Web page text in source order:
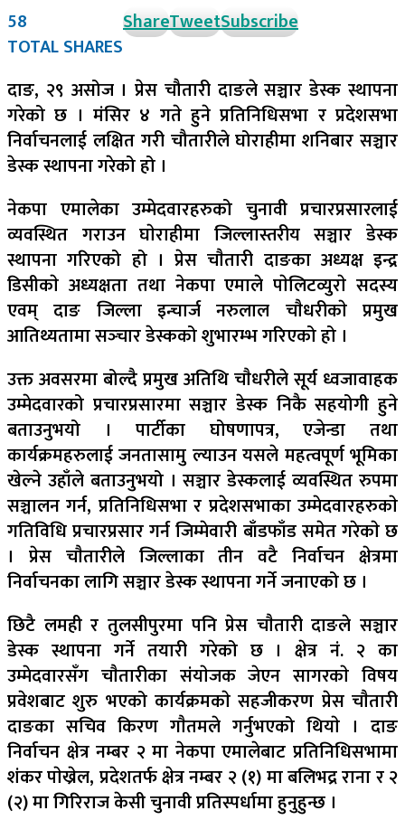
58
TOTAL SHARES
ShareTweetSubscribe
दाङ, २९ असोज । प्रेस चौतारी दाङले सञ्चार डेस्क स्थापना
गरेको छ । मंसिर ४ गते हुने प्रतिनिधिसभा र प्रदेशसभा
निर्वाचनलाई लक्षित गरी चौतारीले घोराहीमा शनिबार सञ्चार
डेस्क स्थापना गरेको हो ।
नेकपा एमालेका उम्मेदवारहरुको चुनावी प्रचारप्रसारलाई
व्यवस्थित गराउन घाेराहीमा जिल्लास्तरीय सञ्चार डेस्क
स्थापना गरिएको हो । प्रेस चाैतारी दाङका अध्यक्ष इन्द्र
डिसीकाे अध्यक्षता तथा नेकपा एमाले पाेलिटव्युराे सदस्य
एवम् दाङ जिल्ला इन्चार्ज नरुलाल चाैधरीकाे प्रमुख
आतिथ्यतामा सञ्‍चार डेस्कको शुभारम्भ गरिएको हो ।
उक्त अवसरमा बोल्दै प्रमुख अतिथि चाैधरीले सूर्य ध्वजावाहक
उम्मेदवारको प्रचारप्रसारमा सञ्चार डेस्क निकै सहयोगी हुने
बताउनुभयो । पार्टीका घोषणापत्र, एजेन्डा तथा
कार्यक्रमहरुलाई जनतासामु ल्याउन यसले महत्वपूर्ण भूमिका
खेल्ने उहाँले बताउनुभयो ।सञ्चार डेस्कलाई व्यवस्थित रुपमा
सञ्चालन गर्न, प्रतिनिधिसभा र प्रदेशसभाका उम्मेदवारहरुकाे
गतिविधि प्रचारप्रसार गर्न जिम्मेवारी बाँडफाँड समेत गरेकाे छ
। प्रेस चाैतारीले जिल्लाका तीन वटै निर्वाचन क्षेत्रमा
निर्वाचनका लागि सञ्चार डेस्क स्थापना गर्ने जनाएको छ ।
छिटै लमही र तुलसीपुरमा पनि प्रेस चाैतारी दाङले सञ्चार
डेस्क स्थापना गर्ने तयारी गरेको छ । क्षेत्र नं. २ का
उम्मेदवारसँग चाैतारीका संयाेजक जेएन सागरकाे विषय
प्रवेशबाट शुरु भएको कार्यक्रमकाे सहजीकरण प्रेस चाैतारी
दाङका सचिव किरण गाैतमले गर्नुभएको थियाे । दाङ
निर्वाचन क्षेत्र नम्बर २ मा नेकपा एमालेबाट प्रतिनिधिसभामा
शंकर पाेख्रेल, प्रदेशतर्फ क्षेत्र नम्बर २ (१) मा बलिभद्र राना र २
(२) मा गिरिराज केसी चुनावी प्रतिस्पर्धामा हुनुहुन्छ ।